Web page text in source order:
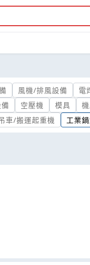
風機/排風設備
電
空壓機 模具
車/搬運起重機 工業